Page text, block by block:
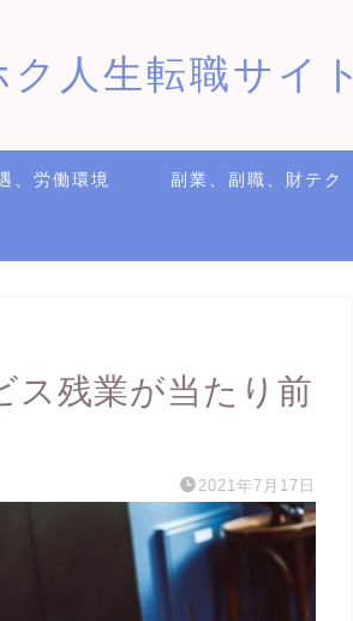
人生転職サイト
、労働環境 副業、副職、財テク
ス残業が当たり前
2021年7月17日